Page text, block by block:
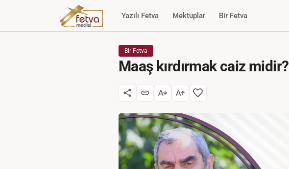
Yazılı Fetva Mektuplar Bir Fetva
Bir Fetva
Maaş kırdırmak caiz midir?